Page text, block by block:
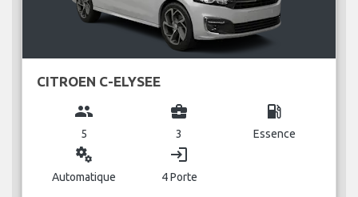
CITROEN C-ELYSEE
group
5
business_center
3
local_gas_station
Essence
miscellaneous_services
Automatique
login
4 Porte